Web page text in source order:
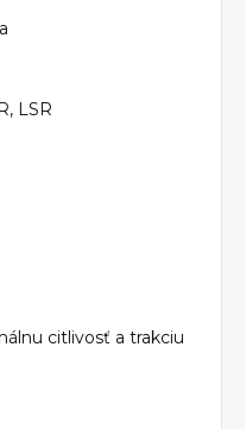
LSR
citlivosť a trakciu